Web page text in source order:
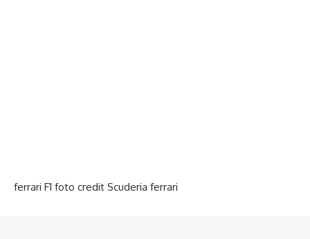
ferrari F1 foto credit Scuderia ferrari